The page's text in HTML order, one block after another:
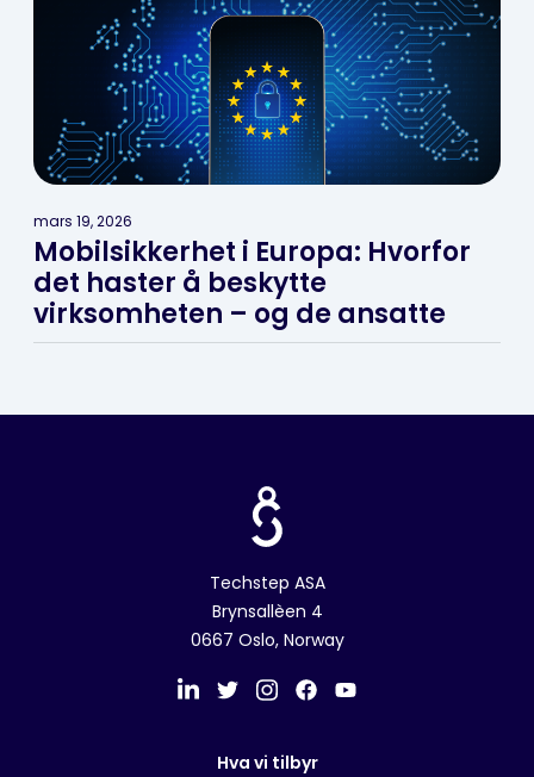
mars 19, 2026
Mobilsikkerhet i Europa: Hvorfor
det haster å beskytte
virksomheten – og de ansatte
Techstep ASA
Brynsallèen 4
0667 Oslo, Norway
Hva vi tilbyr